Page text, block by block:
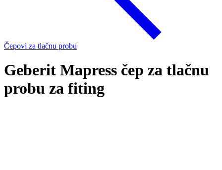
Čepovi za tlačnu probu
Geberit Mapress čep za tlačnu
probu za fiting